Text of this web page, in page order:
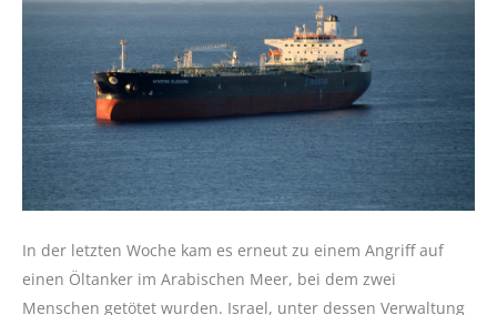
In der letzten Woche kam es erneut zu einem Angriff auf
einen Öltanker im Arabischen Meer, bei dem zwei
Menschen getötet wurden. Israel, unter dessen Verwaltung